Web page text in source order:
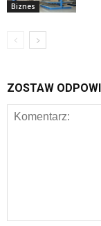
Biznes
ZOSTAW